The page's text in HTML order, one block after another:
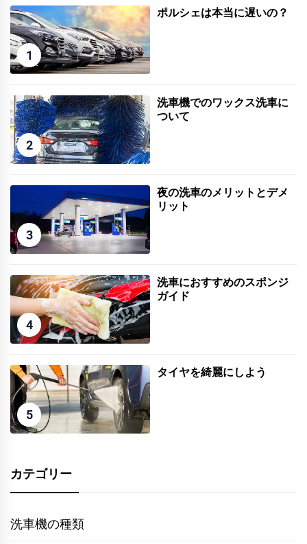
1
ポルシェは本当に遅いの？
2
洗車機でのワックス洗車に
ついて
3
夜の洗車のメリットとデメ
リット
4
洗車におすすめのスポンジ
ガイド
5
タイヤを綺麗にしよう
カテゴリー
洗車機の種類